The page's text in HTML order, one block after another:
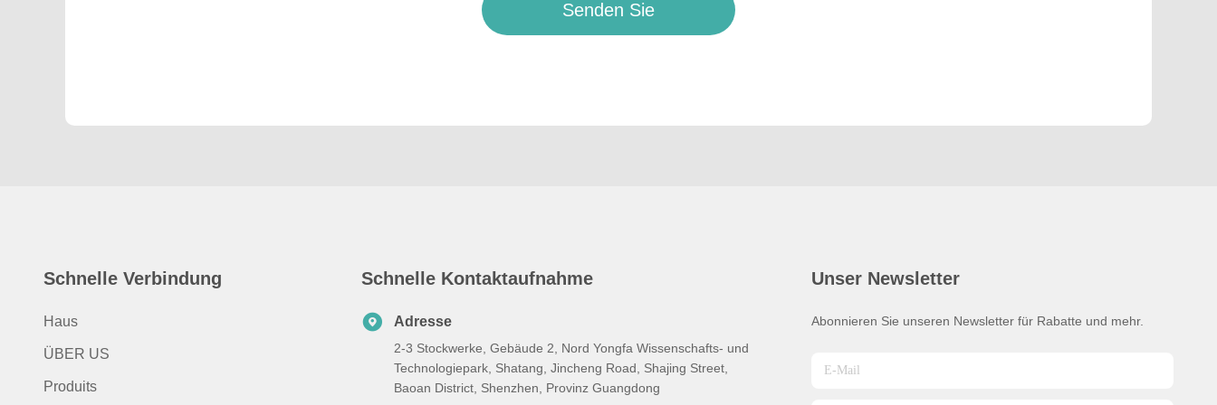
Senden Sie
Schnelle Verbindung
Haus
ÜBER US
Produits
Schnelle Kontaktaufnahme
Adresse
2-3 Stockwerke, Gebäude 2, Nord Yongfa Wissenschafts- und
Technologiepark, Shatang, Jincheng Road, Shajing Street,
Baoan District, Shenzhen, Provinz Guangdong
Unser Newsletter
Abonnieren Sie unseren Newsletter für Rabatte und mehr.